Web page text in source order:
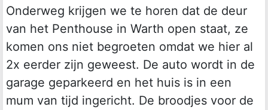
Onderweg krijgen we te horen dat de deur
van het Penthouse in Warth open staat, ze
komen ons niet begroeten omdat we hier al
2x eerder zijn geweest. De auto wordt in de
garage geparkeerd en het huis is in een
mum van tijd ingericht. De broodjes voor de